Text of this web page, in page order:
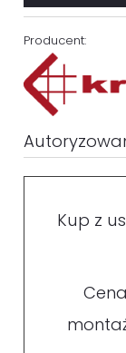
Producent:
Kup z